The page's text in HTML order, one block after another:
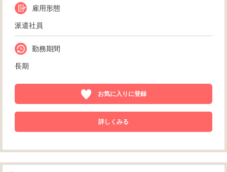
雇用形態
派遣社員
勤務期間
長期
お気に入りに登録
詳しくみる